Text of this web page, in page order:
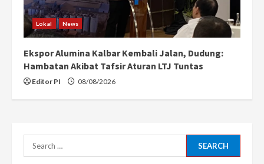
Lokal News
Ekspor Alumina Kalbar Kembali Jalan, Dudung:
Hambatan Akibat Tafsir Aturan LTJ Tuntas
Editor PI 08/08/2026
Search
for: